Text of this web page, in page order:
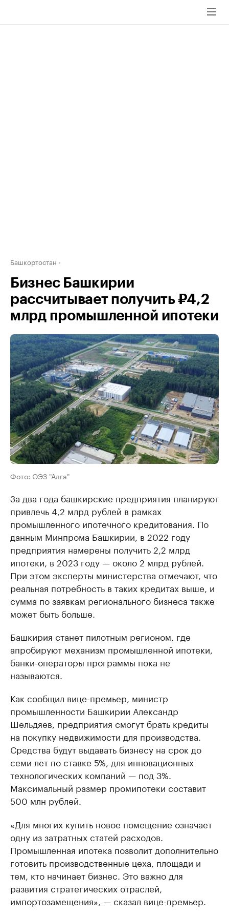
Башкортостан
Бизнес Башкирии
рассчитывает получить ₽4,2
млрд промышленной ипотеки
Фото: ОЭЗ "Алга"
За два года башкирские предприятия планируют
привлечь 4,2 млрд рублей в рамках
промышленного ипотечного кредитования. По
данным Минпрома Башкирии, в 2022 году
предприятия намерены получить 2,2 млрд
ипотеки, в 2023 году — около 2 млрд рублей.
При этом эксперты министерства отмечают, что
реальная потребность в таких кредитах выше, и
сумма по заявкам регионального бизнеса также
может быть больше.
Башкирия станет пилотным регионом, где
апробируют механизм промышленной ипотеки,
банки-операторы программы пока не
называются.
Как сообщил вице-премьер, министр
промышленности Башкирии Александр
Шельдяев, предприятия смогут брать кредиты
на покупку недвижимости для производства.
Средства будут выдавать бизнесу на срок до
семи лет по ставке 5%, для инновационных
технологических компаний — под 3%.
Максимальный размер промипотеки составит
500 млн рублей.
«Для многих купить новое помещение означает
одну из затратных статей расходов.
Промышленная ипотека позволит дополнительно
готовить производственные цеха, площади и
тем, кто начинает бизнес. Это важно для
развития стратегических отраслей,
импортозамещения», — сказал вице-премьер.